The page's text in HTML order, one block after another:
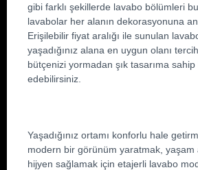
gibi farklı şekillerde lavabo bölümleri
lavabolar her alanın dekorasyonuna
Erişilebilir fiyat aralığı ile sunulan
yaşadığınız alana en uygun olanı
bütçenizi yormadan şık tasarıma
edebilirsiniz.
Yaşadığınız ortamı konforlu hale
modern bir görünüm yaratmak, yaşam
hijyen sağlamak için etajerli lavabo